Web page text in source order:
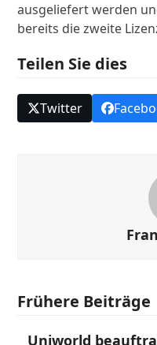
ausgeliefert werden
bereits die zweite
Teilen Sie dies
Twitter
Frühere Beiträge
Uniworld